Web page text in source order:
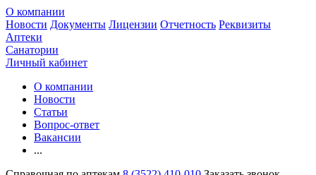
О компании
Новости Документы Лицензии Отчетность Реквизиты
Аптеки
Санатории
Личный кабинет
О компании
Новости
Статьи
Вопрос-ответ
Вакансии
...